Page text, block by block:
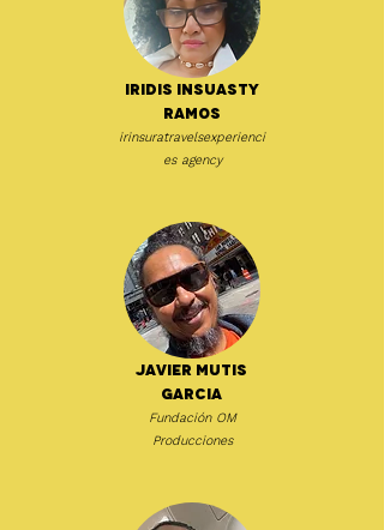
Iridis Insuasty
Ramos
irinsuratravelsexperienci
es agency
Javier Mutis
Garcia
Fundación OM
Producciones